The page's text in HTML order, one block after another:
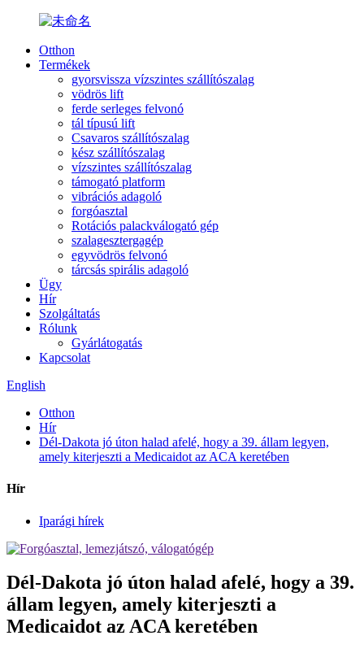
Otthon
Termékek
gyorsvissza vízszintes szállítószalag
vödrös lift
ferde serleges felvonó
tál típusú lift
Csavaros szállítószalag
kész szállítószalag
vízszintes szállítószalag
támogató platform
vibrációs adagoló
forgóasztal
Rotációs palackválogató gép
szalagesztergagép
egyvödrös felvonó
tárcsás spirális adagoló
Ügy
Hír
Szolgáltatás
Rólunk
Gyárlátogatás
Kapcsolat
English
Otthon
Hír
Dél-Dakota jó úton halad afelé, hogy a 39. állam legyen,
amely kiterjeszti a Medicaidot az ACA keretében
Hír
Iparági hírek
Dél-Dakota jó úton halad afelé, hogy a 39.
állam legyen, amely kiterjeszti a
Medicaidot az ACA keretében